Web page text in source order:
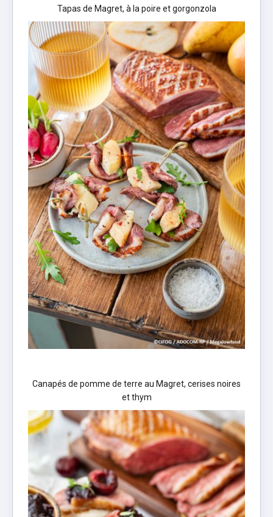
Tapas de Magret, à la poire et gorgonzola
Canapés de pomme de terre au Magret, cerises noires
et thym